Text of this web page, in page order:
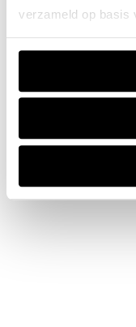
verzameld op basis